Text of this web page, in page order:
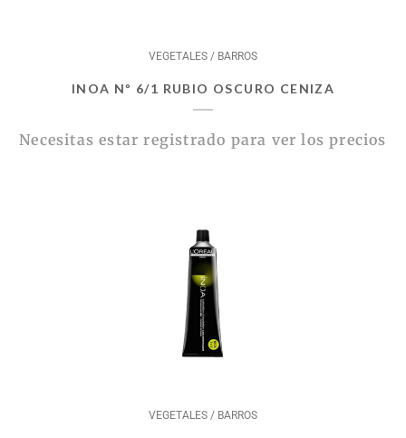
VEGETALES / BARROS
INOA Nº 6/1 RUBIO OSCURO CENIZA
Necesitas estar registrado para ver los precios
VEGETALES / BARROS